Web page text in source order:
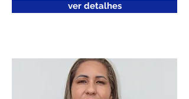
ver detalhes